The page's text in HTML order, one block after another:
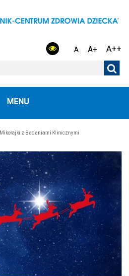
A A+ A++
MENU
Mikołajki z Badaniami Klinicznymi